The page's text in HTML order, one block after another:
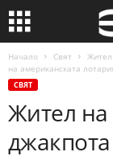
Начало Свят
Жител
на американската
СВЯТ
Жител на